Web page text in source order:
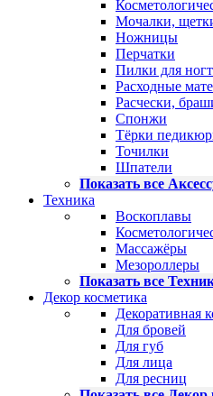
Мочалки,
Ножницы
Перчатки
Пилки для
Расходные
Расчески,
Спонжи
Тёрки
Точилки
Шпатели
Показать все
Техника
Воскоплавы
Массажёры
Мезороллеры
Показать все
Декор косметика
Декоративная
Для бровей
Для губ
Для лица
Для ресниц